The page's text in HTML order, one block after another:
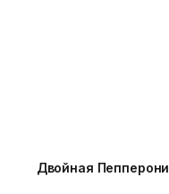
Двойная Пепперони